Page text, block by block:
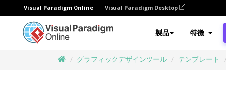
Visual Paradigm Online Visual Paradigm Desktop
製品 特徴
グラフィックデザインツール テンプレート